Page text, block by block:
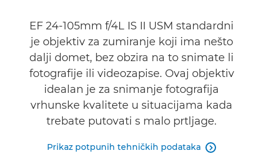
EF 24-105mm f/4L IS II USM standardni
je objektiv za zumiranje koji ima nešto
dalji domet, bez obzira na to snimate li
fotografije ili videozapise. Ovaj objektiv
idealan je za snimanje fotografija
vrhunske kvalitete u situacijama kada
trebate putovati s malo prtljage.
Prikaz potpunih tehničkih podataka 